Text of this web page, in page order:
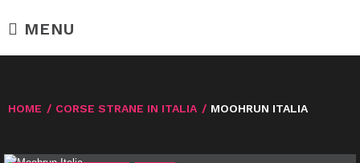
MENU
HOME / CORSE STRANE IN ITALIA / MOOHRUN ITALIA